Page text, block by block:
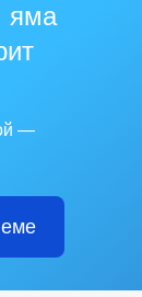
яма
—